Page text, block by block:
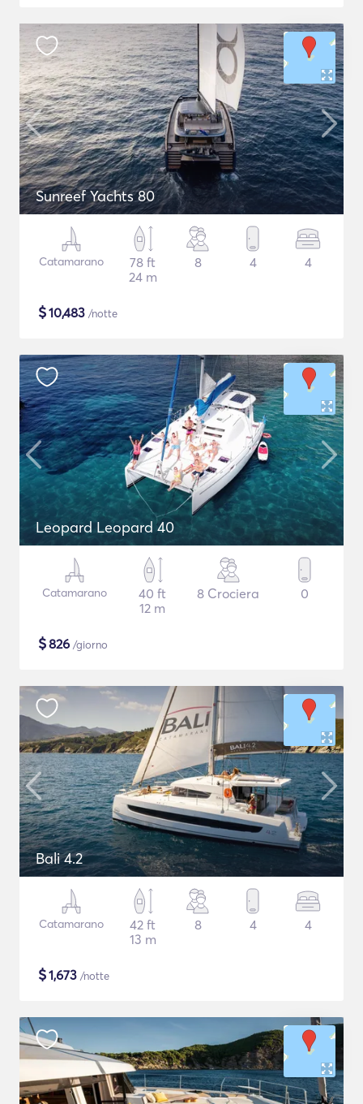
Sunreef Yachts 80
Catamarano
78 ft
24 m
8 4 4
$10,483 /notte
Leopard Leopard 40
Catamarano
40 ft
12 m
8 Crociera 0
$826 /giorno
Bali 4.2
Catamarano
42 ft
13 m
8 4 4
$1,673 /notte